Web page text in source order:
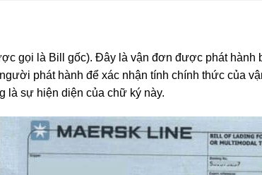
gọi là Bill gốc). Đây là vận đơn được phát hành
phát hành để xác nhận tính chính thức của
là sự hiện diện của chữ ký này.